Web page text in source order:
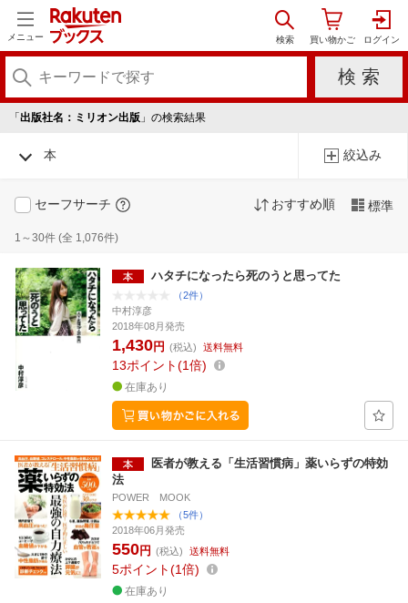
メニュー
「 出版社名：ミリオン出版 」の検索結果
本 絞込み
セーフサーチ おすすめ順 標準
1～30件 (全 1,076件)
ハタチになったら死のうと思ってた
（2件）
中村淳彦
2018年08月発売
1,430円 (税込) 送料無料
13ポイント 1倍
在庫あり
医者が教える「生活習慣病」薬いらずの特効
法
POWER MOOK
（5件）
2018年06月発売
550円 (税込) 送料無料
5ポイント 1倍
在庫あり